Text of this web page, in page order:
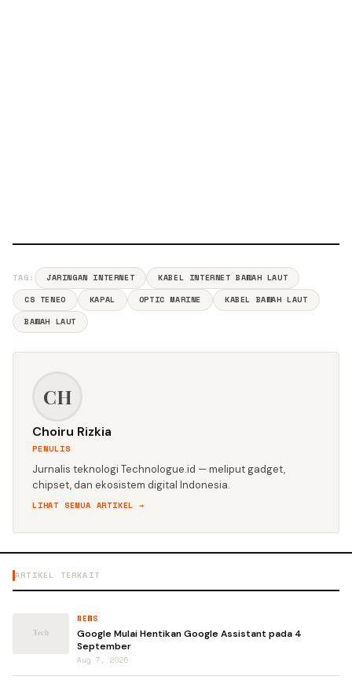
TAG: JARINGAN INTERNET
KABEL INTERNET BAWAH LAUT
CS TENEO
KAPAL OPTIC MARINE
KABEL BAWAH LAUT
BAWAH LAUT
CH
Choiru Rizkia
PENULIS
Jurnalis teknologi Technologue.id — meliput gadget,
chipset, dan ekosistem digital Indonesia.
LIHAT SEMUA ARTIKEL →
ARTIKEL TERKAIT
NEWS
Google Mulai Hentikan Google Assistant pada 4
September
Aug 7, 2026